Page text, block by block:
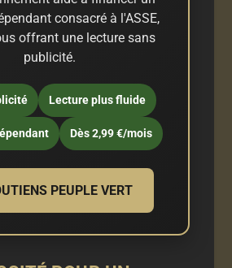
consacré à l'ASSE,
offrant une lecture sans
publicité.
Lecture plus fluide
Dès 2,99 €/mois
PEUPLE VERT